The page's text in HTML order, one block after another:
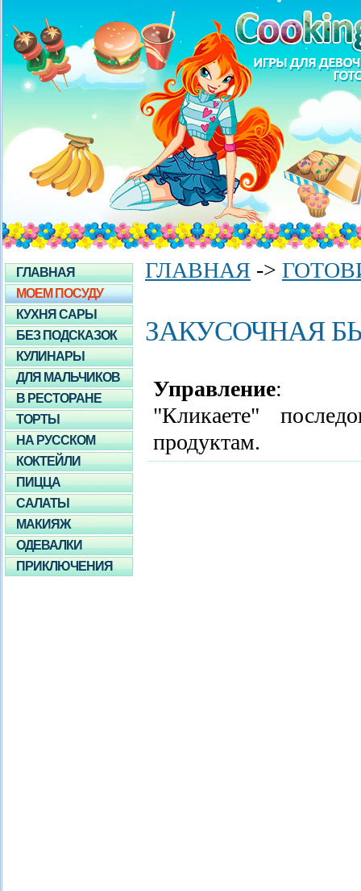
ГЛАВНАЯ
МОЕМ ПОСУДУ
КУХНЯ САРЫ
БЕЗ ПОДСКАЗОК
КУЛИНАРЫ
ДЛЯ МАЛЬЧИКОВ
В РЕСТОРАНЕ
ТОРТЫ
НА РУССКОМ
КОКТЕЙЛИ
ПИЦЦА
САЛАТЫ
МАКИЯЖ
ОДЕВАЛКИ
ПРИКЛЮЧЕНИЯ
ГЛАВНАЯ ->
ЗАКУСОЧНАЯ
Управление:
"Кликаете"
продуктам.